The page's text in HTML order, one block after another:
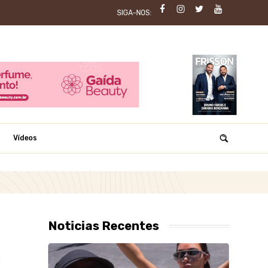
SIGA-NOS:
Vídeos
Noticias Recentes